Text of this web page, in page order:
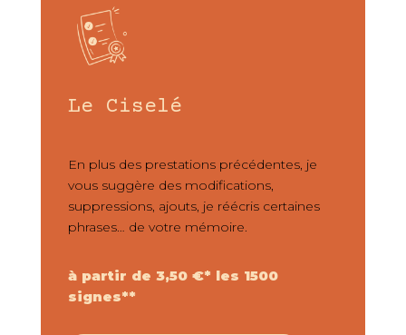
Le Ciselé
En plus des prestations précédentes, je
vous suggère des modifications,
suppressions, ajouts, je réécris certaines
phrases… de votre mémoire.
à partir de 3,50 €* les 1500
signes**